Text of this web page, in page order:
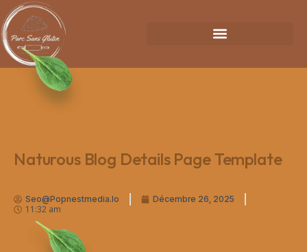
Naturous Blog Details Page Template
Seo@popnestmedia.io Décembre 26, 2025
11:32 am